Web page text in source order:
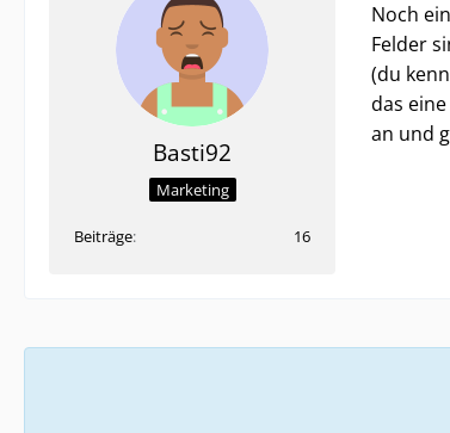
Basti92
Marketing
Beiträge 16
Noch
Felder
(du
das
an und